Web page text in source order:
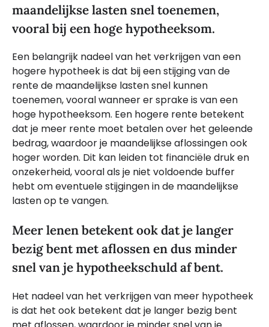
maandelijkse lasten snel toenemen,
vooral bij een hoge hypotheeksom.
Een belangrijk nadeel van het verkrijgen van een
hogere hypotheek is dat bij een stijging van de
rente de maandelijkse lasten snel kunnen
toenemen, vooral wanneer er sprake is van een
hoge hypotheeksom. Een hogere rente betekent
dat je meer rente moet betalen over het geleende
bedrag, waardoor je maandelijkse aflossingen ook
hoger worden. Dit kan leiden tot financiële druk en
onzekerheid, vooral als je niet voldoende buffer
hebt om eventuele stijgingen in de maandelijkse
lasten op te vangen.
Meer lenen betekent ook dat je langer
bezig bent met aflossen en dus minder
snel van je hypotheekschuld af bent.
Het nadeel van het verkrijgen van meer hypotheek
is dat het ook betekent dat je langer bezig bent